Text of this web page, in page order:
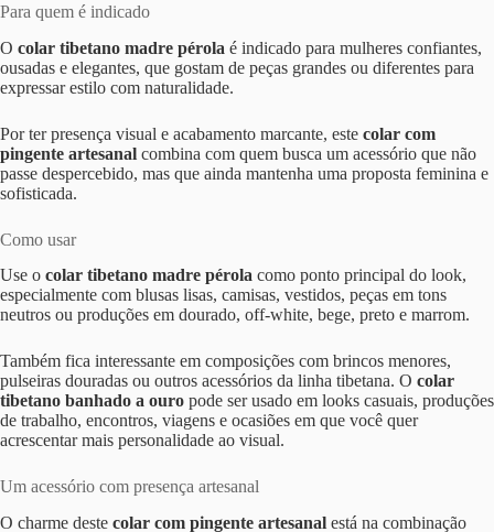
Para quem é indicado
O colar tibetano madre pérola é indicado para mulheres confiantes,
ousadas e elegantes, que gostam de peças grandes ou diferentes para
expressar estilo com naturalidade.
Por ter presença visual e acabamento marcante, este colar com
pingente artesanal combina com quem busca um acessório que não
passe despercebido, mas que ainda mantenha uma proposta feminina e
sofisticada.
Como usar
Use o colar tibetano madre pérola como ponto principal do look,
especialmente com blusas lisas, camisas, vestidos, peças em tons
neutros ou produções em dourado, off-white, bege, preto e marrom.
Também fica interessante em composições com brincos menores,
pulseiras douradas ou outros acessórios da linha tibetana. O colar
tibetano banhado a ouro pode ser usado em looks casuais, produções
de trabalho, encontros, viagens e ocasiões em que você quer
acrescentar mais personalidade ao visual.
Um acessório com presença artesanal
O charme deste colar com pingente artesanal está na combinação